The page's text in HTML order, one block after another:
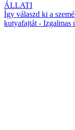
ÁLLATI
Így válaszd ki a
kutyafajtát - Izgalmas